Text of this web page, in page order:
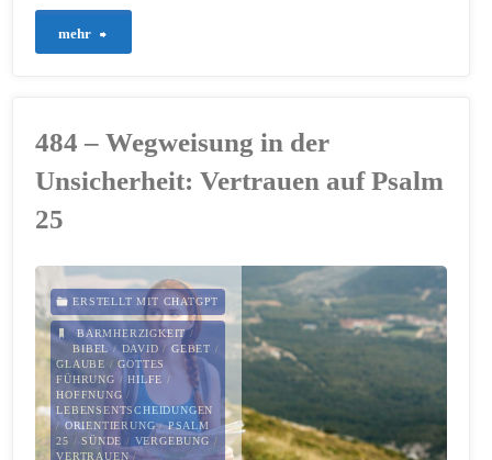
mehr
gnädig!"
484 – Wegweisung in der
Unsicherheit: Vertrauen auf Psalm
25
ERSTELLT MIT CHATGPT
BARMHERZIGKEIT/
BIBEL /DAVID /GEBET /
GLAUBE /GOTTES
FÜHRUNG /HILFE /
HOFFNUNG /
LEBENSENTSCHEIDUNGEN
/ORIENTIERUNG/PSALM
25 /SÜNDE / VERGEBUNG /
VERTRAUEN/